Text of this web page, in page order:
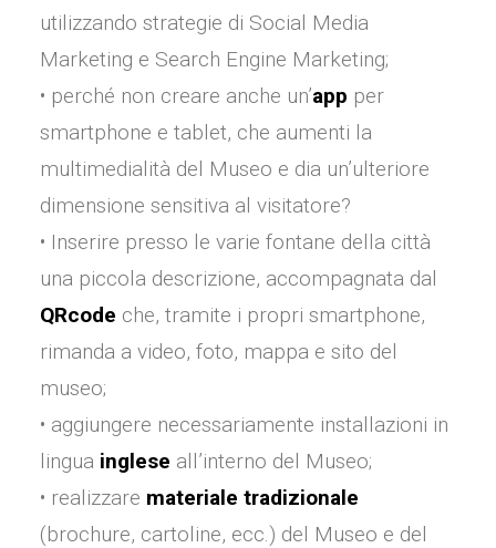
utilizzando strategie di Social Media
Marketing e Search Engine Marketing;
• perché non creare anche un’app per
smartphone e tablet, che aumenti la
multimedialità del Museo e dia un’ulteriore
dimensione sensitiva al visitatore?
• Inserire presso le varie fontane della città
una piccola descrizione, accompagnata dal
QRcode che, tramite i propri smartphone,
rimanda a video, foto, mappa e sito del
museo;
• aggiungere necessariamente installazioni in
lingua inglese all’interno del Museo;
• realizzare materiale tradizionale
(brochure, cartoline, ecc.) del Museo e del